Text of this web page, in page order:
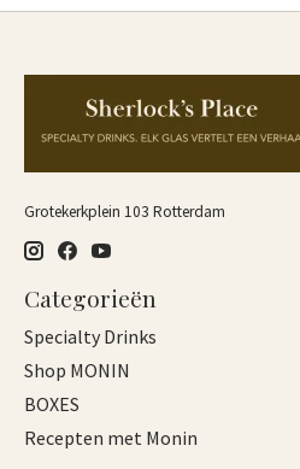
Grotekerkplein 103 Rotterdam
Categorieën
Specialty Drinks
Shop MONIN
BOXES
Recepten met Monin